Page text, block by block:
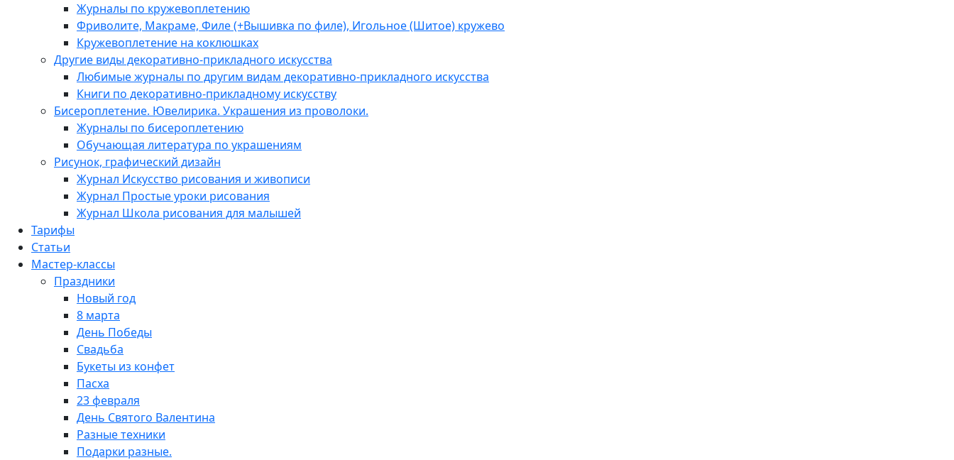
Журналы по кружевоплетению
Фриволите, Макраме, Филе (+Вышивка по филе), Игольное (Шитое) кружево
Кружевоплетение на коклюшках
Другие виды декоративно-прикладного искусства
Любимые журналы по другим видам декоративно-прикладного искусства
Книги по декоративно-прикладному искусству
Бисероплетение. Ювелирика. Украшения из проволоки.
Журналы по бисероплетению
Обучающая литература по украшениям
Рисунок, графический дизайн
Журнал Искусство рисования и живописи
Журнал Простые уроки рисования
Журнал Школа рисования для малышей
Тарифы
Статьи
Мастер-классы
Праздники
Новый год
8 марта
День Победы
Свадьба
Букеты из конфет
Пасха
23 февраля
День Святого Валентина
Разные техники
Подарки разные.